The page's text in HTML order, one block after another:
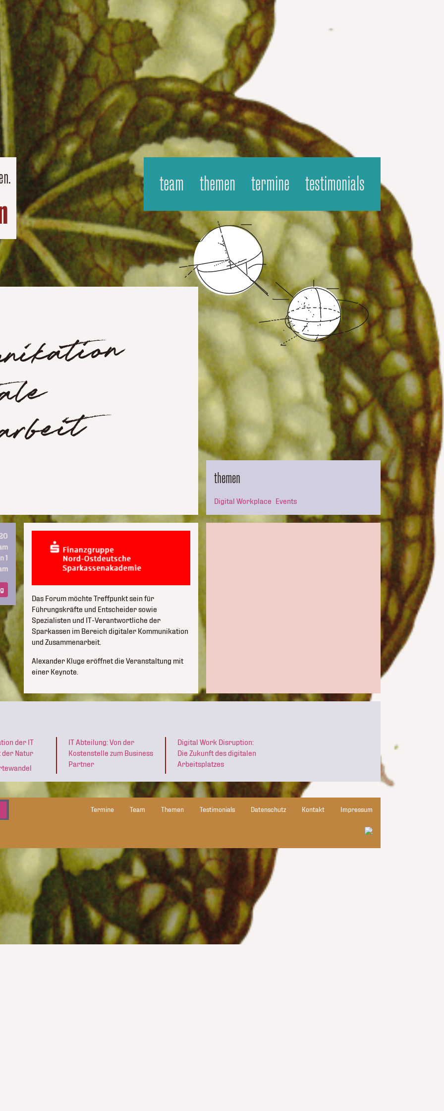
team themen termine testimonials
1
Das Forum möchte Treffpunkt sein für
Führungskräfte und Entscheider sowie
Spezialisten und IT-Verantwortliche der
Sparkassen im Bereich digitaler Kommunikation
und Zusammenarbeit.
Alexander Kluge eröffnet die Veranstaltung mit
einer Keynote.
themen
Digital Workplace Events
der IT
der Natur
IT Abteilung: Von der
Kostenstelle zum Business
Partner
Digital Work Disruption:
Die Zukunft des digitalen
Arbeitsplatzes
Termine Team Themen Testimonials Datenschutz Kontakt Impressum